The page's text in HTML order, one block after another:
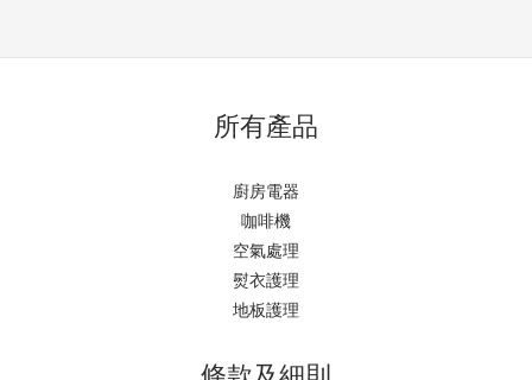
所有產品
廚房電器
咖啡機
空氣處理
熨衣護理
地板護理